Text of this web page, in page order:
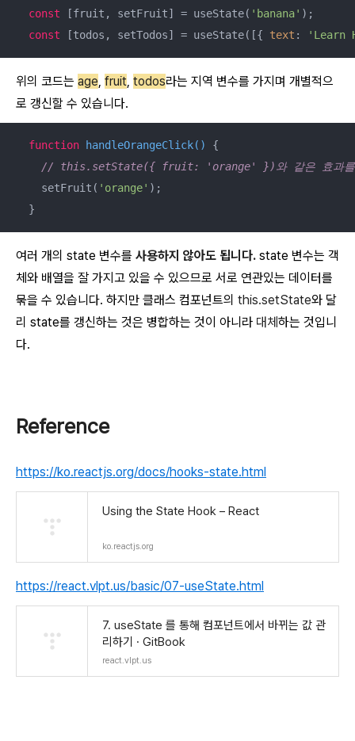
const [fruit, setFruit] = useState( 'banana' );
const [todos, setTodos] = useState([{ text : 'Learn
위의 코드는 age, fruit, todos라는 지역 변수를 가지며 개별적으
로 갱신할 수 있습니다.
function handleOrangeClick( ) {
// this.setState({ fruit: 'orange' })와 같은 효과를
    setFruit(
'orange' );
  }
여러 개의 state 변수를 사용하지 않아도 됩니다. state 변수는 객
체와 배열을 잘 가지고 있을 수 있으므로 서로 연관있는 데이터를
묶을 수 있습니다. 하지만 클래스 컴포넌트의 this.setState와 달
리 state를 갱신하는 것은 병합하는 것이 아니라 대체하는 것입니
다.
Reference
https://ko.reactjs.org/docs/hooks-state.html
Using the State Hook – React
ko.reactjs.org
https://react.vlpt.us/basic/07-useState.html
7. useState 를 통해 컴포넌트에서 바뀌는 값 관
리하기 · GitBook
react.vlpt.us